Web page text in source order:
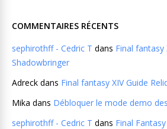
COMMENTAIRES RÉCENTS
sephirothff - Cedric T dans Final fantasy
Shadowbringer
Adreck dans Final fantasy XIV Guide
Mika dans Débloquer le mode demo
sephirothff - Cedric T dans Final